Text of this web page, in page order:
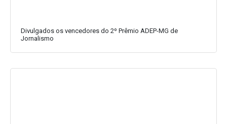
Divulgados os vencedores do 2º Prêmio ADEP-MG de
Jornalismo